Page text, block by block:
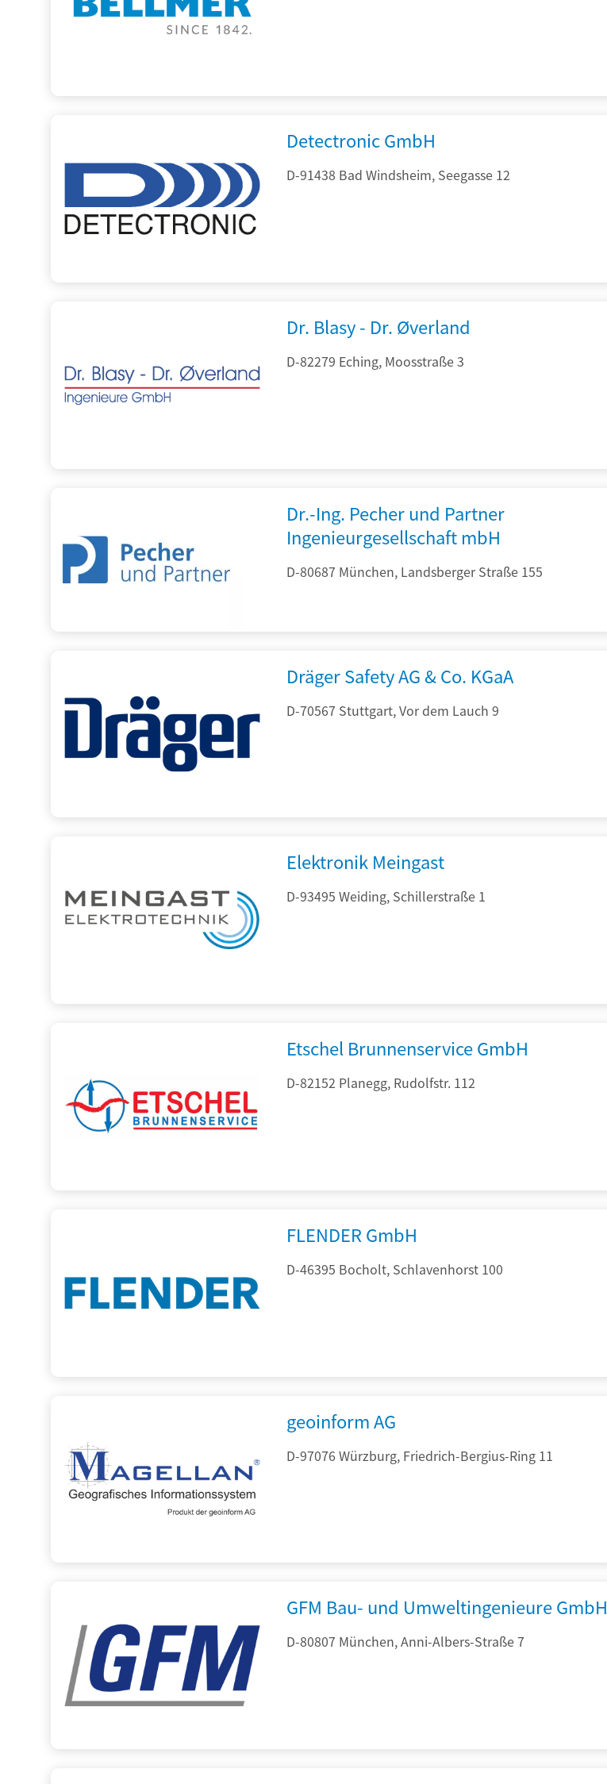
Detectronic GmbH
D-91438 Bad Windsheim, Seegasse 12
Dr. Blasy - Dr. Øverland
D-82279 Eching, Moosstraße 3
Dr.-Ing. Pecher und Partner
Ingenieurgesellschaft mbH
D-80687 München, Landsberger Straße 155
Dräger Safety AG & Co. KGaA
D-70567 Stuttgart, Vor dem Lauch 9
Elektronik Meingast
D-93495 Weiding, Schillerstraße 1
Etschel Brunnenservice GmbH
D-82152 Planegg, Rudolfstr. 112
FLENDER GmbH
D-46395 Bocholt, Schlavenhorst 100
geoinform AG
D-97076 Würzburg, Friedrich-Bergius-Ring 11
GFM Bau- und Umweltingenieure GmbH
D-80807 München, Anni-Albers-Straße 7